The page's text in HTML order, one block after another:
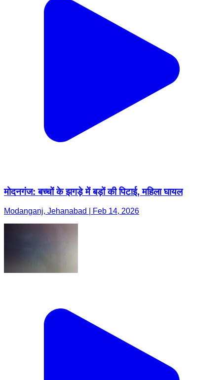
मोदनगंज: बच्चों के झगड़े में बड़ों की पिटाई, महिला घायल
Modanganj, Jehanabad | Feb 14, 2026